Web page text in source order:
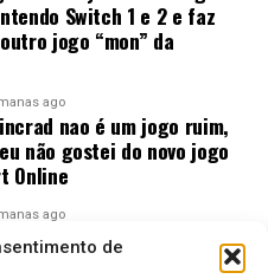
de
Switch 1 e 2 e faz
jogo “mon” da
ago
nao é um jogo ruim,
não gostei do novo jogo
Online
ago
e Odiados do Sonic: Os
e Erros da SEGA